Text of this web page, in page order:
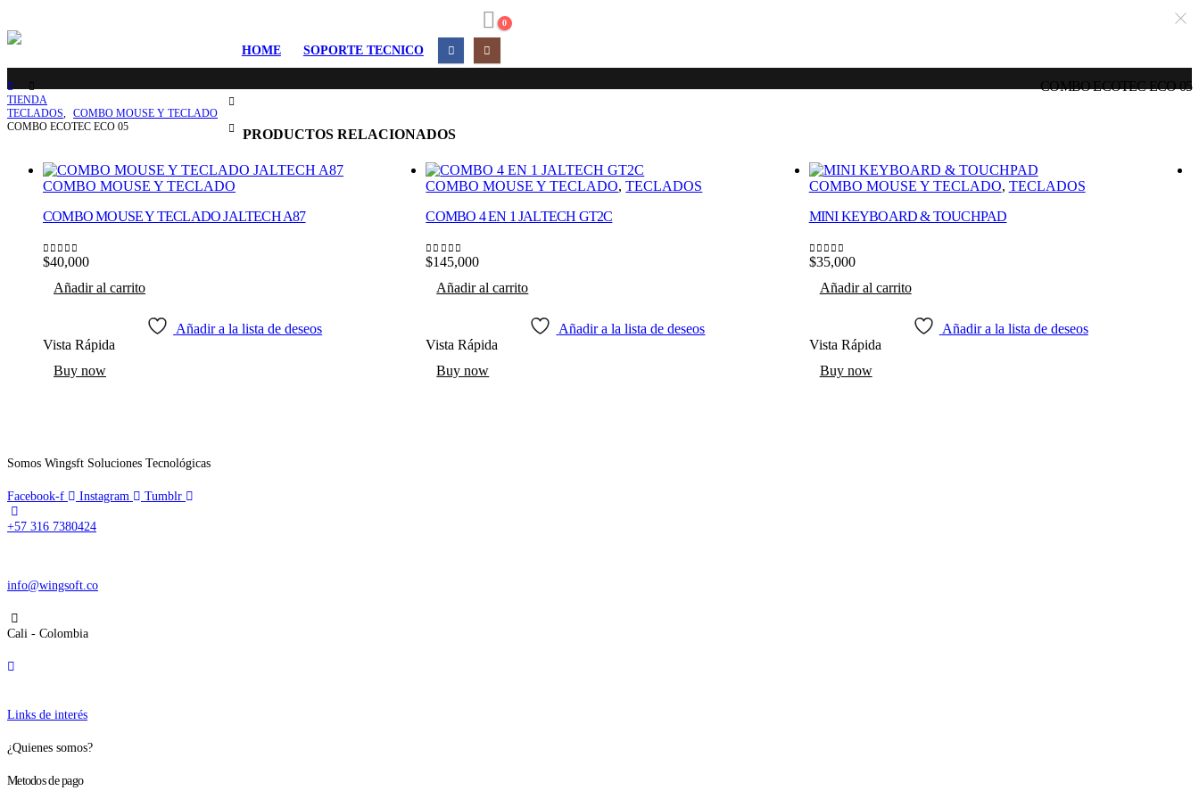
0
HOME SOPORTE TECNICO
COMBO ECOTEC ECO 05
TIENDA
TECLADOS, COMBO MOUSE Y TECLADO
COMBO ECOTEC ECO 05
PRODUCTOS RELACIONADOS
COMBO MOUSE Y TECLADO
COMBO MOUSE Y TECLADO JALTECH A87
0out of 5
$40,000
Añadir al carrito
Añadir a la lista de deseos
Vista Rápida
Buy now
COMBO MOUSE Y TECLADO,TECLADOS
COMBO 4 EN 1 JALTECH GT2C
0out of 5
$145,000
Añadir al carrito
Añadir a la lista de deseos
Vista Rápida
Buy now
COMBO MOUSE Y TECLADO, TECLADOS
MINI KEYBOARD & TOUCHPAD
0out of 5
$35,000
Añadir al carrito
Añadir a la lista de deseos
Vista Rápida
Buy now
Somos Wingsft Soluciones Tecnológicas
Facebook-f Instagram Tumblr
+57 316 7380424
info@wingsoft.co
Cali - Colombia
Links de interés
¿Quienes somos?
Metodos de pago